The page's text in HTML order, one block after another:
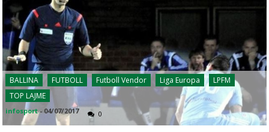
BALLINA FUTBOLL Futboll Vendor Liga Europa
LPFM
TOP LAJME
infosport - 04/07/2017 0